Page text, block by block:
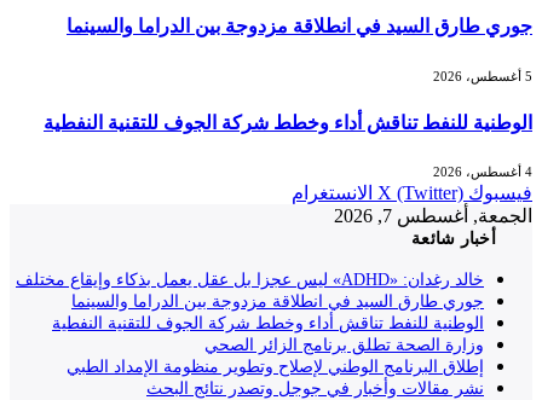
جوري طارق السيد في انطلاقة مزدوجة بين الدراما والسينما
الوطنية للنفط تناقش أداء وخطط شركة الجوف للتقنية النفطية
فيسبوك X (Twitter) الانستغرام
الجمعة, أغسطس 7, 2026
أخبار شائعة
خالد رغدان: «ADHD» ليس عجزا بل عقل يعمل بذكاء وإيقاع مختلف
جوري طارق السيد في انطلاقة مزدوجة بين الدراما والسينما
الوطنية للنفط تناقش أداء وخطط شركة الجوف للتقنية النفطية
وزارة الصحة تطلق برنامج الزائر الصحي
إطلاق البرنامج الوطني لإصلاح وتطوير منظومة الإمداد الطبي
نشر مقالات وأخبار في جوجل وتصدر نتائج البحث